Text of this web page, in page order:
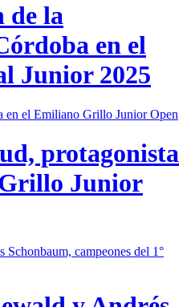
de la
en el
Junior 2025
protagonista
Junior